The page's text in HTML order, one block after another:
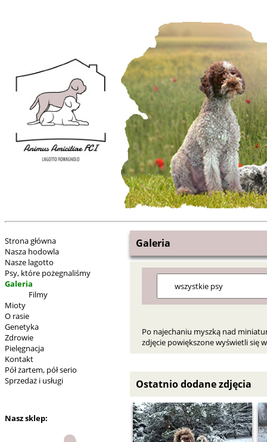
Strona główna
Nasza hodowla
Nasze lagotto
Psy, które pożegnaliśmy
Galeria
Filmy
Mioty
O rasie
Genetyka
Zdrowie
Pielęgnacja
Kontakt
Pół żartem, pół serio
Sprzedaż i usługi
Nasz sklep:
Galeria
Po najechaniu myszką nad
zdjęcie powiększone wyświetli się
Ostatnio dodane zdjęcia